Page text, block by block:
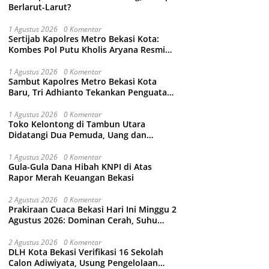
Berlarut-Larut?
1 Agustus 2026 0 Komentar
Sertijab Kapolres Metro Bekasi Kota:
Kombes Pol Putu Kholis Aryana Resmi
Bintoro
1 Agustus 2026 0 Komentar
Sambut Kapolres Metro Bekasi Kota
Baru, Tri Adhianto Tekankan Penguatan
1 Agustus 2026 0 Komentar
Toko Kelontong di Tambun Utara
Didatangi Dua Pemuda, Uang dan
1 Agustus 2026 0 Komentar
Gula-Gula Dana Hibah KNPI di Atas
Rapor Merah Keuangan Bekasi
2 Agustus 2026 0 Komentar
Prakiraan Cuaca Bekasi Hari Ini Minggu 2
Agustus 2026: Dominan Cerah, Suhu
2 Agustus 2026 0 Komentar
DLH Kota Bekasi Verifikasi 16 Sekolah
Calon Adiwiyata, Usung Pengelolaan